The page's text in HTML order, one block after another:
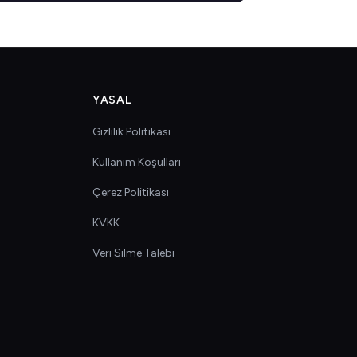
YASAL
Gizlilik Politikası
Kullanım Koşulları
Çerez Politikası
KVKK
Veri Silme Talebi